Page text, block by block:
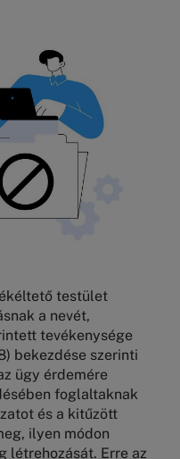
testület
a nevét,
tevékenysége
bekezdése szerinti
ügy érdemére
foglaltaknak
és a kitűzött
ilyen módon
létrehozását. Erre az